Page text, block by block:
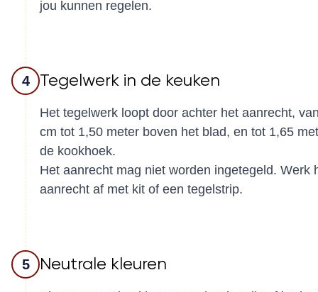
jou kunnen regelen.
4 Tegelwerk in de keuken
Het tegelwerk loopt door achter het aanrecht,
cm tot 1,50 meter boven het blad, en tot 1,65
de kookhoek.
Het aanrecht mag niet worden ingetegeld. Werk
aanrecht af met kit of een tegelstrip.
5 Neutrale kleuren